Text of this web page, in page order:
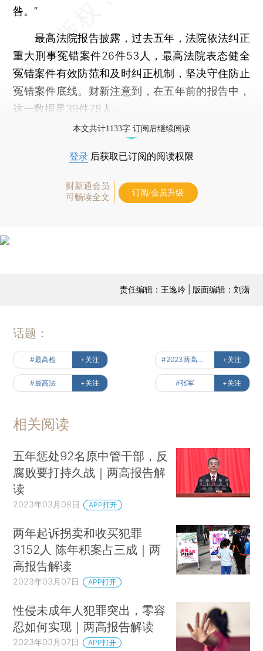
咎。”
最高法院报告披露，过去五年，法院依法纠正
重大刑事冤错案件26件53人，最高法院表态健全
冤错案件有效防范和及时纠正机制，坚决守住防止
冤错案件底线。财新注意到，在五年前的报告中，
这一数据是39件78人。
本文共计1133字 订阅后继续阅读
登录 后获取已订阅的阅读权限
财新通会员
可畅读全文
订阅/会员升级
责任编辑：王逸吟 | 版面编辑：刘潇
话题：
#最高检 +关注 #2023两高报告 +关注
#最高法 +关注 #张军 +关注
相关阅读
五年惩处92名原中管干部，反
腐败要打持久战｜两高报告解
读
2023年03月08日 APP打开
两年起诉拐卖和收买犯罪
3152人 陈年积案占三成｜两
高报告解读
2023年03月07日 APP打开
性侵未成年人犯罪突出，零容
忍如何实现｜两高报告解读
2023年03月07日 APP打开